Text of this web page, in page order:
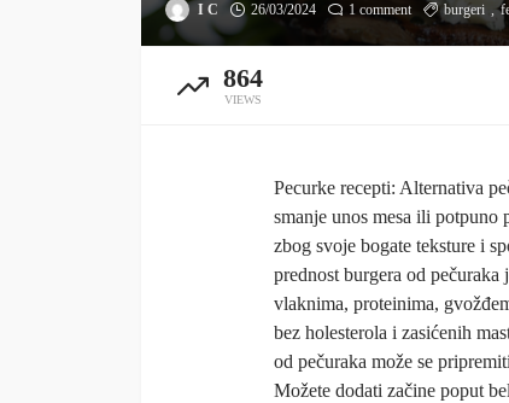
I C 26/03/2024 1 comment burgeri
864
VIEWS
Pecurke recepti: Alternativa
smanje unos mesa ili potpuno
zbog svoje bogate teksture i
prednost burgera od
vlaknima, proteinima,
bez holesterola i zasićenih
od pečuraka može se
Možete dodati začine poput